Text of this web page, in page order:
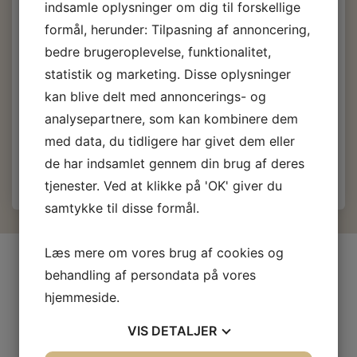
211,50 DKKm/Moms
169,20 DKKu/Moms)
m/Moms
Du sparer:23,50 DKK
Læg i kurv
INFORMATIONER
Firma profil
Fragt og levering
indsamle oplysninger om dig til forskellige
formål, herunder: Tilpasning af annoncering,
bedre brugeroplevelse, funktionalitet,
statistik og marketing. Disse oplysninger
kan blive delt med annoncerings- og
analysepartnere, som kan kombinere dem
med data, du tidligere har givet dem eller
de har indsamlet gennem din brug af deres
tjenester. Ved at klikke på 'OK' giver du
samtykke til disse formål.
Læs mere om vores brug af cookies og
behandling af persondata på vores
hjemmeside.
VIS DETALJER